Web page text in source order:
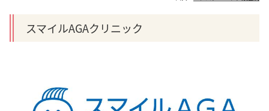
スマイルAGAクリニック